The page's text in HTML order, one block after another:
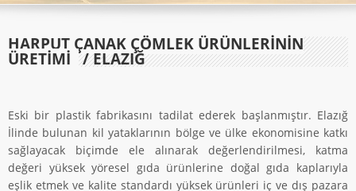
HARPUT ÇANAK ÇÖMLEK ÜRÜNLERİNİN
ÜRETİMİ / ELAZIĞ
Eski bir plastik fabrikasını tadilat ederek başlanmıştır. Elazığ
İlinde bulunan kil yataklarının bölge ve ülke ekonomisine katkı
sağlayacak biçimde ele alınarak değerlendirilmesi, katma
değeri yüksek yöresel gıda ürünlerine doğal gıda kaplarıyla
eşlik etmek ve kalite standardı yüksek ürünleri iç ve dış pazara